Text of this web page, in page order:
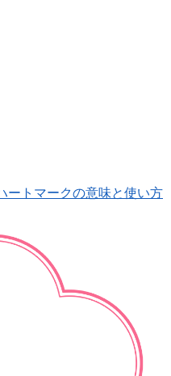
ートマークの意味と使い方